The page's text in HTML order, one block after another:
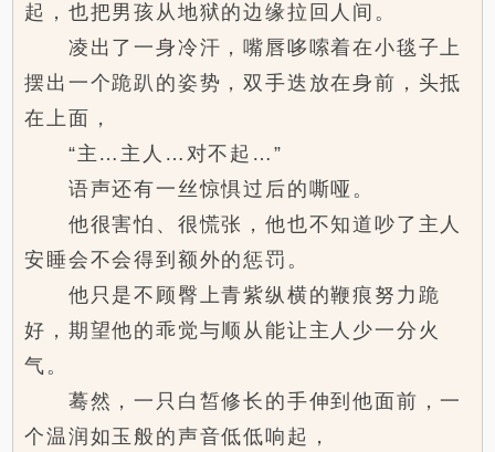
起，也把男孩从地狱的边缘拉回人间。
凌出了一身冷汗，嘴唇哆嗦着在小毯子上
摆出一个跪趴的姿势，双手迭放在身前，头抵
在上面，
“主…主人…对不起…”
语声还有一丝惊惧过后的嘶哑。
他很害怕、很慌张，他也不知道吵了主人
安睡会不会得到额外的惩罚。
他只是不顾臀上青紫纵横的鞭痕努力跪
好，期望他的乖觉与顺从能让主人少一分火
气。
蓦然，一只白皙修长的手伸到他面前，一
个温润如玉般的声音低低响起，